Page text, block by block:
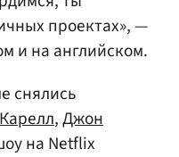
проектах», —
и на английском.
снялись
,Джон
на Netflix